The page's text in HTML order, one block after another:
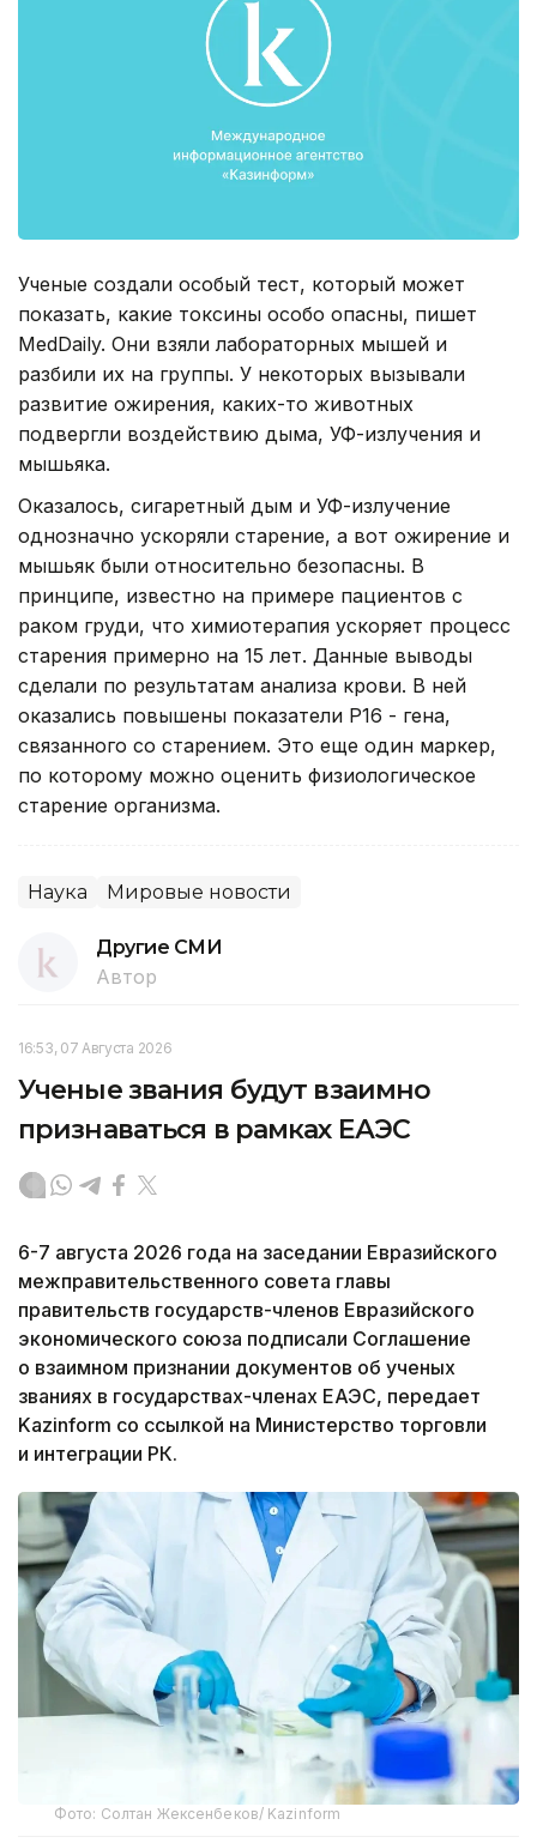
Ученые создали особый тест, который может
показать, какие токсины особо опасны, пишет
MedDaily. Они взяли лабораторных мышей и
разбили их на группы. У некоторых вызывали
развитие ожирения, каких-то животных
подвергли воздействию дыма, УФ-излучения и
мышьяка.
Оказалось, сигаретный дым и УФ-излучение
однозначно ускоряли старение, а вот ожирение и
мышьяк были относительно безопасны. В
принципе, известно на примере пациентов с
раком груди, что химиотерапия ускоряет процесс
старения примерно на 15 лет. Данные выводы
сделали по результатам анализа крови. В ней
оказались повышены показатели P16 - гена,
связанного со старением. Это еще один маркер,
по которому можно оценить физиологическое
старение организма.
Наука Мировые новости
Другие СМИ
Автор
16:53, 07 Августа 2026
Ученые звания будут взаимно
признаваться в рамках ЕАЭС
6-7 августа 2026 года на заседании Евразийского
межправительственного совета главы
правительств государств-членов Евразийского
экономического союза подписали Соглашение
о взаимном признании документов об ученых
званиях в государствах-членах ЕАЭС, передает
Kazinform со ссылкой на Министерство торговли
и интеграции РК.
Фото: Солтан Жексенбеков/ Kazinform